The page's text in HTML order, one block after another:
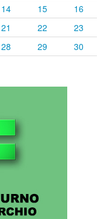
14 15
16
21 22
23
28 29
30